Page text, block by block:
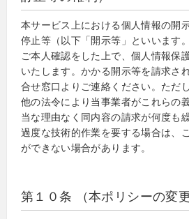
本サービス上における個人情報の開
停止等（以下「開示等」といいます
ご本人確認をした上で、個人情報保
いたします。かかる開示等を請求さ
合せ窓口よりご連絡ください。ただ
他の法令により当事業者がこれらの
当な理由なく同内容の請求が何度も
過度な技術的作業を要する場合は、
ができない場合があります。
第１０条 （本ポリシーの変更